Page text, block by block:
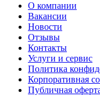
О компании
Вакансии
Новости
Отзывы
Контакты
Услуги и сервис
Политика
Корпоративная
Публичная